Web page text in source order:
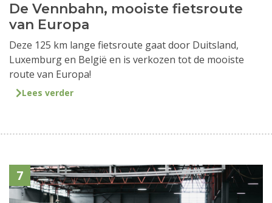
De Vennbahn, mooiste fietsroute
van Europa
Deze 125 km lange fietsroute gaat door Duitsland,
Luxemburg en België en is verkozen tot de mooiste
route van Europa!
Lees verder
7